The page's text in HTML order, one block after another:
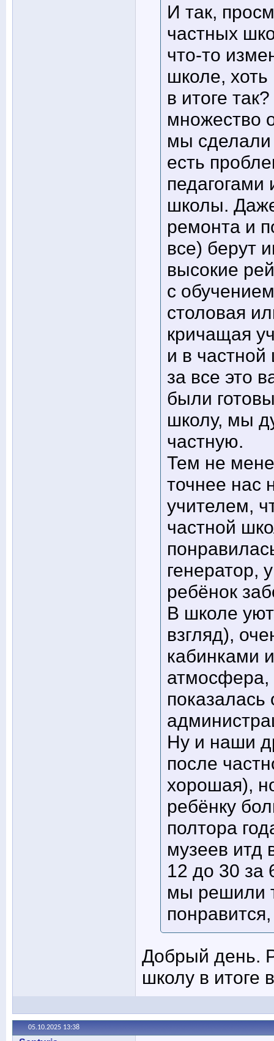
И так,
частных
что-то
школе,
в итоге
множество
мы
есть
школы.
ремонта и
все) берут
высокие
с
столовая
кричащая
и в
за все это
были
школу, мы
частную.
Тем не
точнее нас
учителем,
частной
генератор,
ребёнок
В школе
взгляд),
кабинками
атмосфера,
показалась
Ну и наши
после
хорошая),
ребёнку
полтора
музеев итд
12 до 30 за
мы решили
Добрый день.
школу в итоге
05.10.2025 13:38